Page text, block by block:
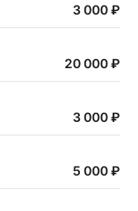
3 000 ₽
20 000 ₽
3 000 ₽
5 000 ₽